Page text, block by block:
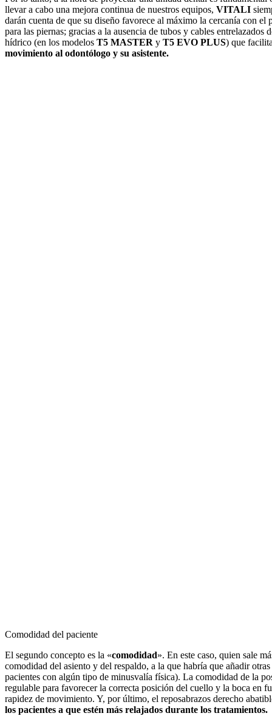
llevar a cabo una mejora continua de nuestros equipos, VITALI
darán cuenta de que su diseño favorece al máximo la cercanía con
para las piernas; gracias a la ausencia de tubos y cables
hídrico (en los modelos T5 MASTER y T5 EVO PLUS) que
movimiento al odontólogo y su asistente.
Comodidad del paciente
El segundo concepto es la «comodidad». En este caso, quien sale
comodidad del asiento y del respaldo, a la que habría que añadir
pacientes con algún tipo de minusvalía física). La comodidad de la
regulable para favorecer la correcta posición del cuello y la boca en
rapidez de movimiento. Y, por último, el reposabrazos derecho
los pacientes a que estén más relajados durante los tratamientos.